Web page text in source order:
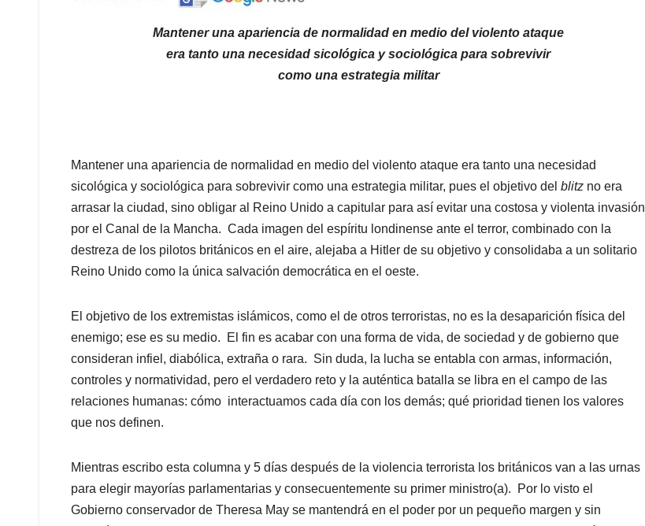
Mantener una apariencia de normalidad en medio del violento ataque
era tanto una necesidad sicológica y sociológica para sobrevivir
como una estrategia militar
Mantener una apariencia de normalidad en medio del violento ataque era tanto una necesidad
sicológica y sociológica para sobrevivir como una estrategia militar, pues el objetivo del blitz no era
arrasar la ciudad, sino obligar al Reino Unido a capitular para así evitar una costosa y violenta invasión
por el Canal de la Mancha. Cada imagen del espíritu londinense ante el terror, combinado con la
destreza de los pilotos británicos en el aire, alejaba a Hitler de su objetivo y consolidaba a un solitario
Reino Unido como la única salvación democrática en el oeste.
El objetivo de los extremistas islámicos, como el de otros terroristas, no es la desaparición física del
enemigo; ese es su medio. El fin es acabar con una forma de vida, de sociedad y de gobierno que
consideran infiel, diabólica, extraña o rara. Sin duda, la lucha se entabla con armas, información,
controles y normatividad, pero el verdadero reto y la auténtica batalla se libra en el campo de las
relaciones humanas: cómo interactuamos cada día con los demás; qué prioridad tienen los valores
que nos definen.
Mientras escribo esta columna y 5 días después de la violencia terrorista los británicos van a las urnas
para elegir mayorías parlamentarias y consecuentemente su primer ministro(a). Por lo visto el
Gobierno conservador de Theresa May se mantendrá en el poder por un pequeño margen y sin